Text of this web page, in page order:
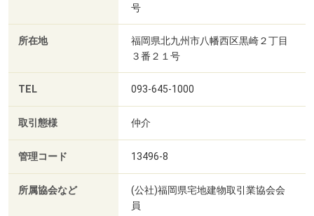
号
所在地
福岡県北九州市八幡西区黒崎２丁目
３番２１号
TEL 093-645-1000
取引態様 仲介
管理コード 13496-8
所属協会など
(公社)福岡県宅地建物取引業協会会
員